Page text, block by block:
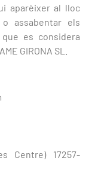
aparèixer al lloc
assabentar els
es considera
GIRONA SL.
Centre) 17257-